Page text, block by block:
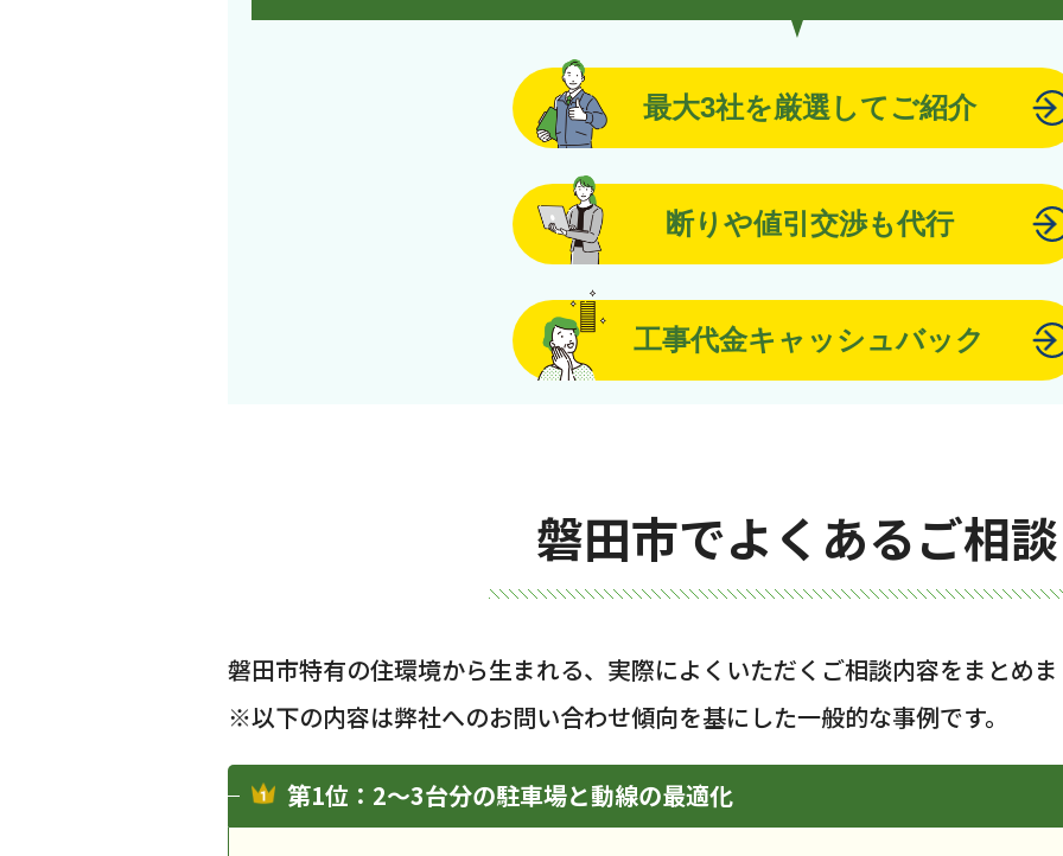
最大3社を厳選してご紹介
断りや値引交渉も代行
工事代金キャッシュバック
磐田市でよくあるご相談
磐田市特有の住環境から生まれる、実際によくいただくご相談内容をまとめ
※以下の内容は弊社へのお問い合わせ傾向を基にした一般的な事例です。
第1位：2〜3台分の駐車場と動線の最適化